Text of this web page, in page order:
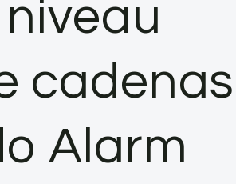
cadenas
Alarm